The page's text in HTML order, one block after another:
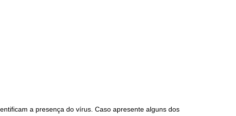
a presença do vírus. Caso apresente alguns dos